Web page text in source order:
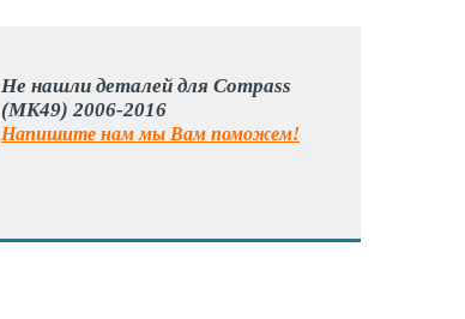
Не нашли деталей для Compass
(MK49) 2006-2016
Напишите нам мы Вам поможем!